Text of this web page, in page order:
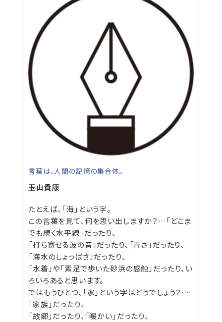
言葉は、人間の記憶の集合体。
玉山貴康
たとえば、｢海｣という字。
この言葉を見て、何を思い出しますか？…「どこま
でも続く水平線」だったり、
「打ち寄せる波の音」だったり、「青さ」だったり、
「海水のしょっぱさ」だったり、
「水着」や「素足で歩いた砂浜の感触」だったり、い
ろいろあると思います。
ではもうひとつ、「家」という字はどうでしょう？…
「家族」だったり、
「故郷」だったり、「暖かい」だったり、